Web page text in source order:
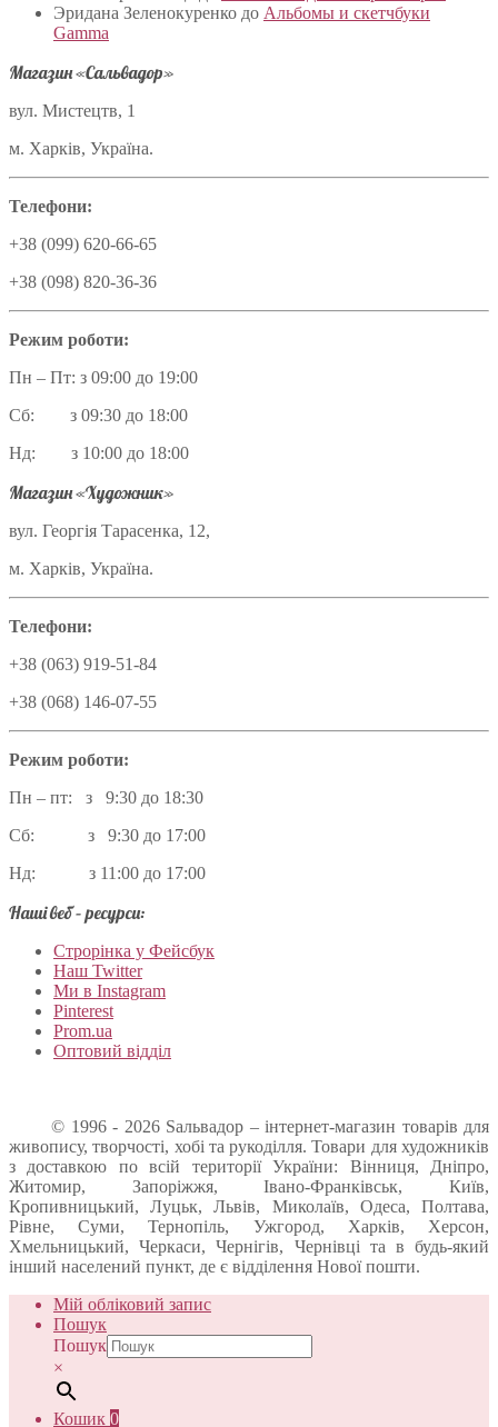
Эридана Зеленокуренко до Альбомы и скетчбуки
Gamma
Магазин «Сальвадор»
вул. Мистецтв, 1
м. Харків, Україна.
Телефони:
+38 (099) 620-66-65
+38 (098) 820-36-36
Режим роботи:
Пн – Пт: з 09:00 до 19:00
Сб: з 09:30 до 18:00
Нд: з 10:00 до 18:00
Магазин «Художник»
вул. Георгія Тарасенка, 12,
м. Харків, Україна.
Телефони:
+38 (063) 919-51-84
+38 (068) 146-07-55
Режим роботи:
Пн – пт: з 9:30 до 18:30
Сб: з 9:30 до 17:00
Нд: з 11:00 до 17:00
Наші веб – ресурси:
Строрінка у Фейсбук
Наш Twitter
Ми в Instagram
Pinterest
Prom.ua
Оптовий відділ
© 1996 - 2026 Sальвадор – інтернет-магазин товарів для
живопису, творчості, хобі та рукоділля. Товари для художників
з доставкою по всій території України: Вінниця, Дніпро,
Житомир, Запоріжжя, Івано-Франківськ, Київ,
Кропивницький, Луцьк, Львів, Миколаїв, Одеса, Полтава,
Рівне, Суми, Тернопіль, Ужгород, Харків, Херсон,
Хмельницький, Черкаси, Чернігів, Чернівці та в будь-який
інший населений пункт, де є відділення Нової пошти.
Мій обліковий запис
Пошук
Пошук
×
Кошик 0